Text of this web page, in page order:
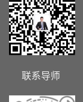
联系导师 关